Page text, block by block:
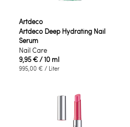
Artdeco
Artdeco Deep Hydrating Nail
Serum
Nail Care
9,95 €/ 10 ml
995,00 € / Liter